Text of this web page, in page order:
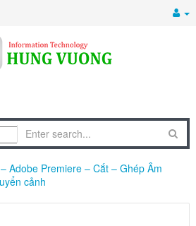
Adobe Premiere – Cắt – Ghép Âm
cảnh